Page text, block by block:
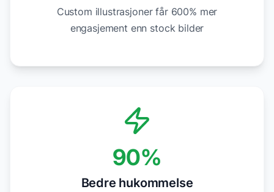
Custom illustrasjoner får 600% mer
engasjement enn stock bilder
90%
Bedre hukommelse